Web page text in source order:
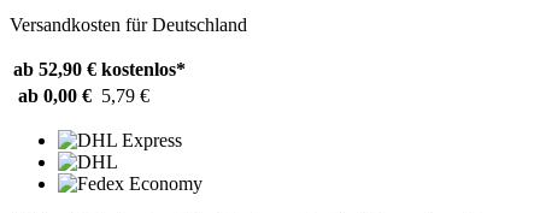
Versandkosten für Deutschland
ab 52,90 € kostenlos*
ab 0,00 € 5,79 €